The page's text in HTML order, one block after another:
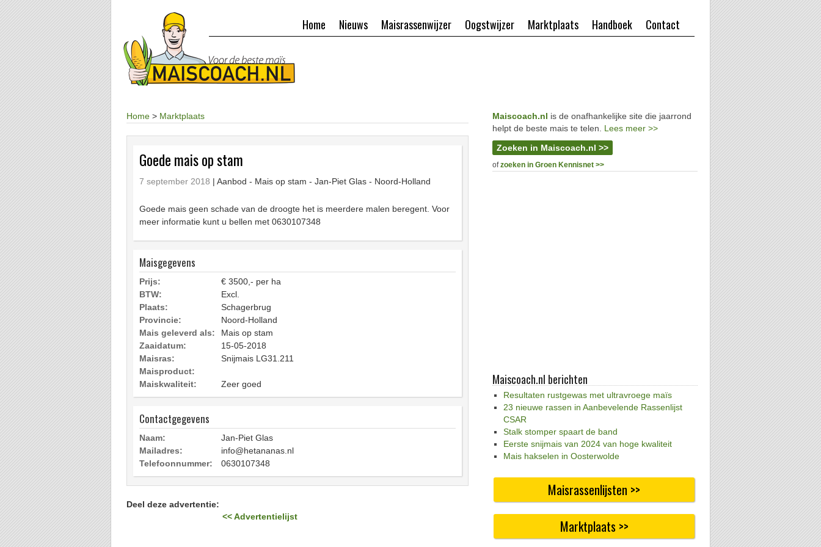
Contact
Handboek
Marktplaats
Oogstwijzer
Maisrassenwijzer
Nieuws
Home
Home > Marktplaats
Goede mais op stam
7 september 2018 | Aanbod - Mais op stam - Jan-Piet Glas - Noord-Holland
Goede mais geen schade van de droogte het is meerdere malen beregent. Voor
meer informatie kunt u bellen met 0630107348
Maisgegevens
Prijs:
€ 3500,- per ha
BTW:
Excl.
Plaats:
Schagerbrug
Provincie:
Noord-Holland
Mais geleverd als:
Mais op stam
Zaaidatum:
15-05-2018
Maisras:
Snijmais LG31.211
Maisproduct:
Maiskwaliteit:
Zeer goed
Contactgegevens
Naam:
Jan-Piet Glas
Mailadres:
info@hetananas.nl
Telefoonnummer:
0630107348
Deel deze advertentie:
<< Advertentielijst
Maiscoach.nl is de onafhankelijke site die jaarrond
helpt de beste mais te telen. Lees meer >>
Zoeken in Maiscoach.nl >>
ofzoeken in Groen Kennisnet >>
Maiscoach.nl berichten
Resultaten rustgewas met ultravroege maïs
23 nieuwe rassen in Aanbevelende Rassenlijst
CSAR
Stalk stomper spaart de band
Eerste snijmais van 2024 van hoge kwaliteit
Mais hakselen in Oosterwolde
Maisrassenlijsten >>
Marktplaats >>